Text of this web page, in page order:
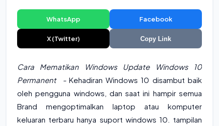
WhatsApp Facebook
X (Twitter) Copy Link
Cara Mematikan Windows Update Windows 10
Permanent - Kehadiran Windows 10 disambut baik
oleh pengguna windows, dan saat ini hampir semua
Brand mengoptimalkan laptop atau komputer
keluaran terbaru hanya suport windows 10. tampilan